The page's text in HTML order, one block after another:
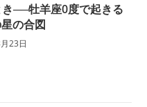
──牡羊座0度で起きる
の合図
23日